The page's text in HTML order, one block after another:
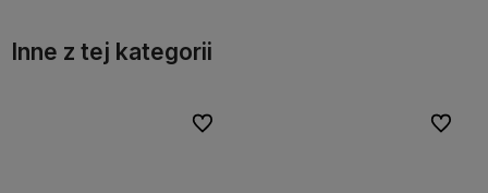
Inne z tej kategorii
Do ulubionych
Do ulubionych Do
Do